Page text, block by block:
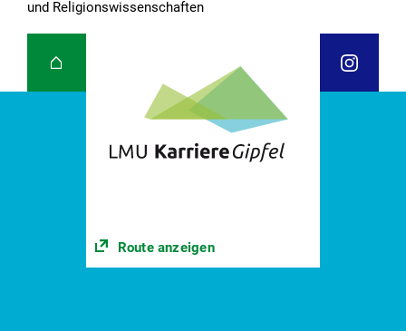
und Religionswissenschaften
Route anzeigen